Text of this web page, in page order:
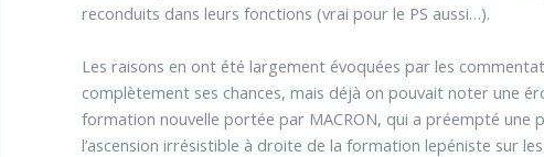
reconduits dans leurs fonctions (vrai pour le PS aussi…).
Les raisons en ont été largement évoquées par les
complètement ses chances, mais déjà on pouvait noter une
formation nouvelle portée par MACRON, qui a préempté
l’ascension irrésistible à droite de la formation lepéniste sur